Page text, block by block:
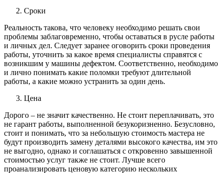
Сроки
Реальность такова, что человеку необходимо решать свои
проблемы заблаговременно, чтобы оставаться в русле работы
и личных дел. Следует заранее оговорить сроки проведения
работы, уточнить за какое время специалисты справятся с
возникшим у машины дефектом. Соответственно, необходимо
и лично понимать какие поломки требуют длительной
работы, а какие можно устранить за один день.
Цена
Дорого – не значит качественно. Не стоит переплачивать, это
не гарант работы, выполненной безукоризненно. Безусловно,
стоит и понимать, что за небольшую стоимость мастера не
будут производить замену деталями высокого качества, им это
не выгодно, однако и соглашаться с откровенно завышенной
стоимостью услуг также не стоит. Лучше всего
проанализировать ценовую категорию нескольких